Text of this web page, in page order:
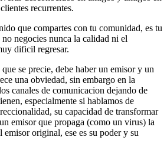
recurrentes.
que compartes con tu comunidad, es tu
negocies nunca la calidad ni el
dificil regresar.
se precie, debe haber un emisor y un
una obviedad, sin embargo en la
canales de comunicacion dejando de
especialmente si hablamos de
su capacidad de transformar
emisor que propaga (como un virus) la
emisor original, ese es su poder y su